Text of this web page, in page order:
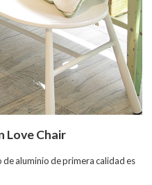
Love Chair
de aluminio de primera calidad es